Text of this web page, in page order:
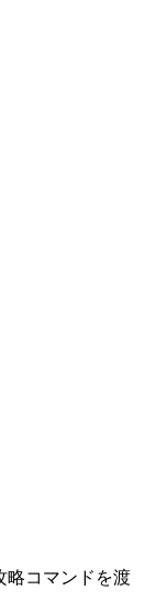
略コマンドを渡